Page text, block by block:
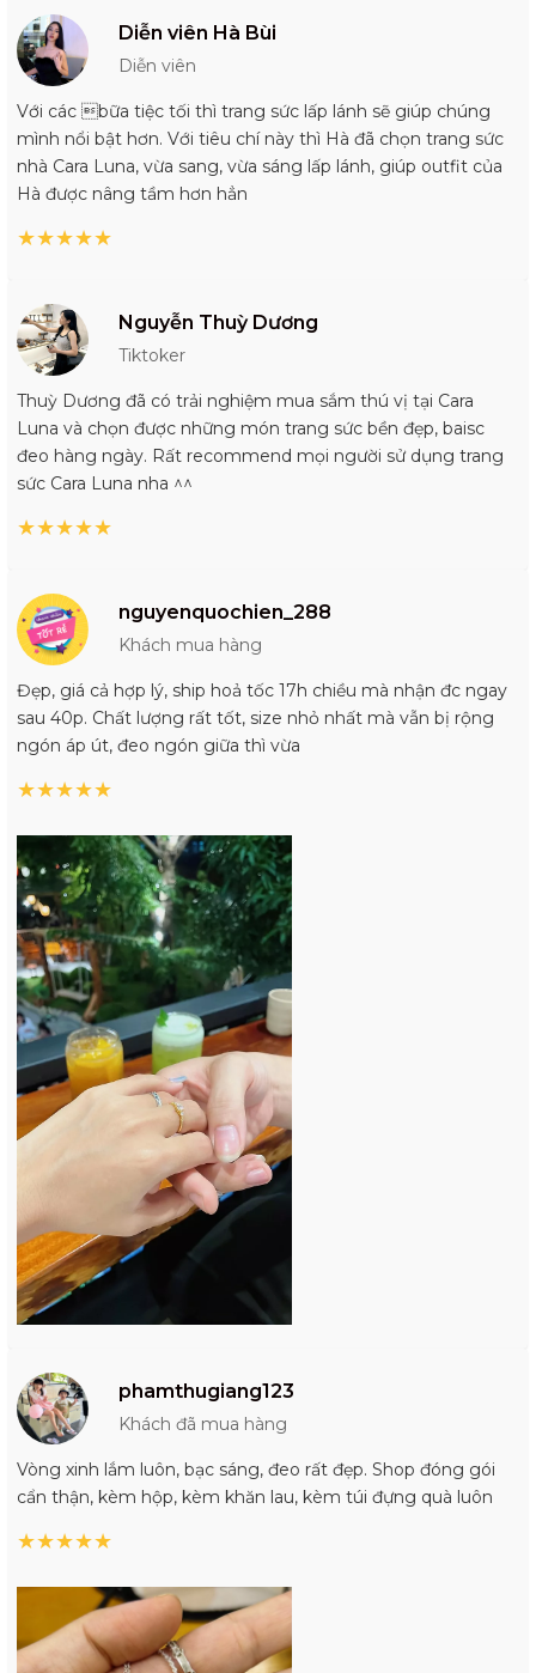
Diễn viên Hà Bùi
Diễn viên
Với các bữa tiệc tối thì trang sức lấp lánh sẽ giúp chúng
mình nổi bật hơn. Với tiêu chí này thì Hà đã chọn trang sức
nhà Cara Luna, vừa sang, vừa sáng lấp lánh, giúp outfit của
Hà được nâng tầm hơn hẳn
★★★★★
Nguyễn Thuỳ Dương
Tiktoker
Thuỳ Dương đã có trải nghiệm mua sắm thú vị tại Cara
Luna và chọn được những món trang sức bền đẹp, baisc
đeo hàng ngày. Rất recommend mọi người sử dụng trang
sức Cara Luna nha ^^
★★★★★
nguyenquochien_288
Khách mua hàng
Đẹp, giá cả hợp lý, ship hoả tốc 17h chiều mà nhận đc ngay
sau 40p. Chất lượng rất tốt, size nhỏ nhất mà vẫn bị rộng
ngón áp út, đeo ngón giữa thì vừa
★★★★★
phamthugiang123
Khách đã mua hàng
Vòng xinh lắm luôn, bạc sáng, đeo rất đẹp. Shop đóng gói
cẩn thận, kèm hộp, kèm khăn lau, kèm túi đựng quà luôn
★★★★★